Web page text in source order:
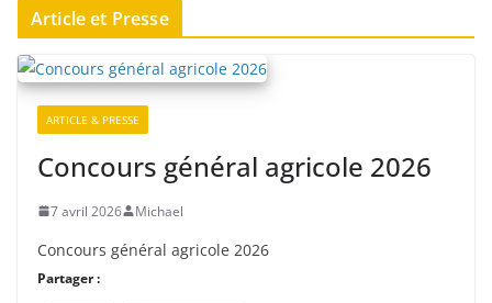
Article et Presse
ARTICLE & PRESSE
Concours général agricole 2026
7 avril 2026 Michael
Concours général agricole 2026
Partager :